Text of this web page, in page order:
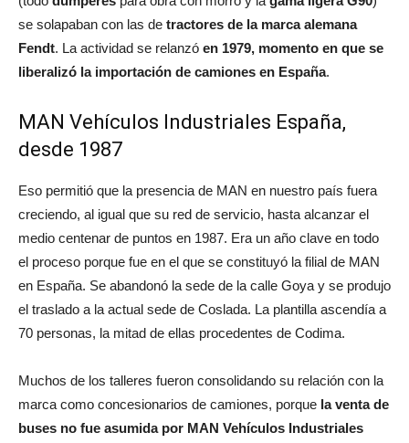
se solapaban con las de tractores de la marca alemana
Fendt. La actividad se relanzó en 1979, momento en que se
liberalizó la importación de camiones en España.
MAN Vehículos Industriales España,
desde 1987
Eso permitió que la presencia de MAN en nuestro país fuera
creciendo, al igual que su red de servicio, hasta alcanzar el
medio centenar de puntos en 1987. Era un año clave en todo
el proceso porque fue en el que se constituyó la filial de MAN
en España. Se abandonó la sede de la calle Goya y se produjo
el traslado a la actual sede de Coslada. La plantilla ascendía a
70 personas, la mitad de ellas procedentes de Codima.
Muchos de los talleres fueron consolidando su relación con la
marca como concesionarios de camiones, porque la venta de
buses no fue asumida por MAN Vehículos Industriales